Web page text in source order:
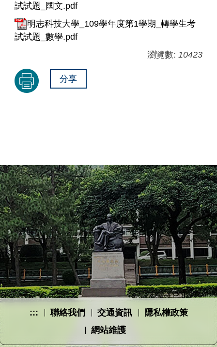
試試題_國文.pdf
明志科技大學_109學年度第1學期_轉學生考
試試題_數學.pdf
瀏覽數: 10423
分享
::: 聯絡我們 交通資訊
隱私權政策
網站維護